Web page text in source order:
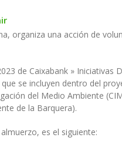
organiza una acción de
de Caixabank » Iniciativas
se incluyen dentro del
del Medio Ambiente
de la Barquera).
es el siguiente: